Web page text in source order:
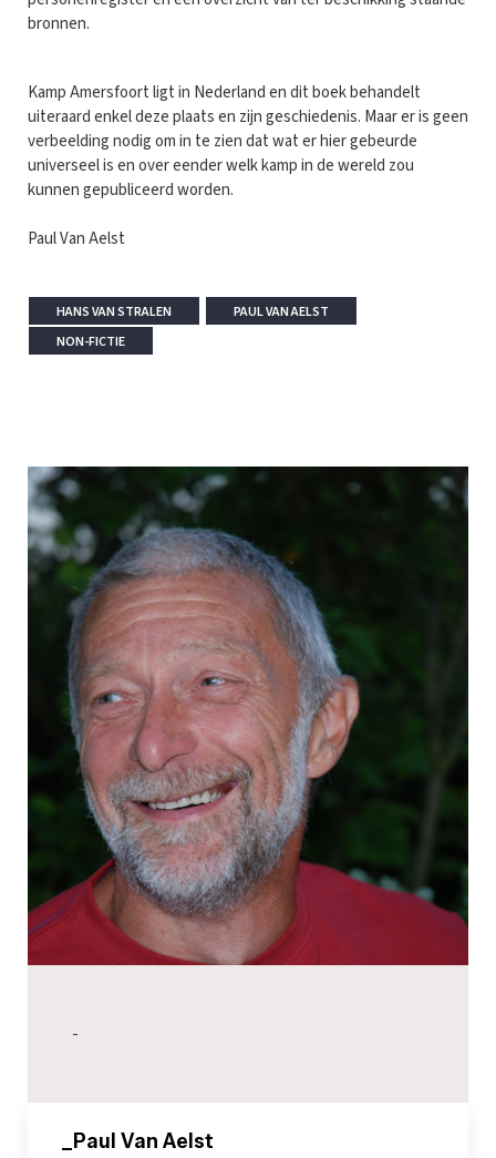
bronnen.
Kamp Amersfoort ligt in Nederland en dit boek behandelt
uiteraard enkel deze plaats en zijn geschiedenis. Maar er is geen
verbeelding nodig om in te zien dat wat er hier gebeurde
universeel is en over eender welk kamp in de wereld zou
kunnen gepubliceerd worden.
Paul Van Aelst
HANS VAN STRALEN
PAUL VAN AELST
NON-FICTIE
-
_Paul Van Aelst